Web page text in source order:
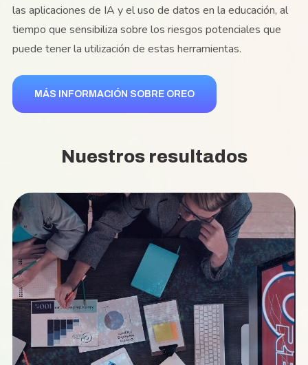
las aplicaciones de IA y el uso de datos en la educación, al
tiempo que sensibiliza sobre los riesgos potenciales que
puede tener la utilización de estas herramientas.
MÁS INFORMACIÓN SOBRE OREO
Nuestros resultados